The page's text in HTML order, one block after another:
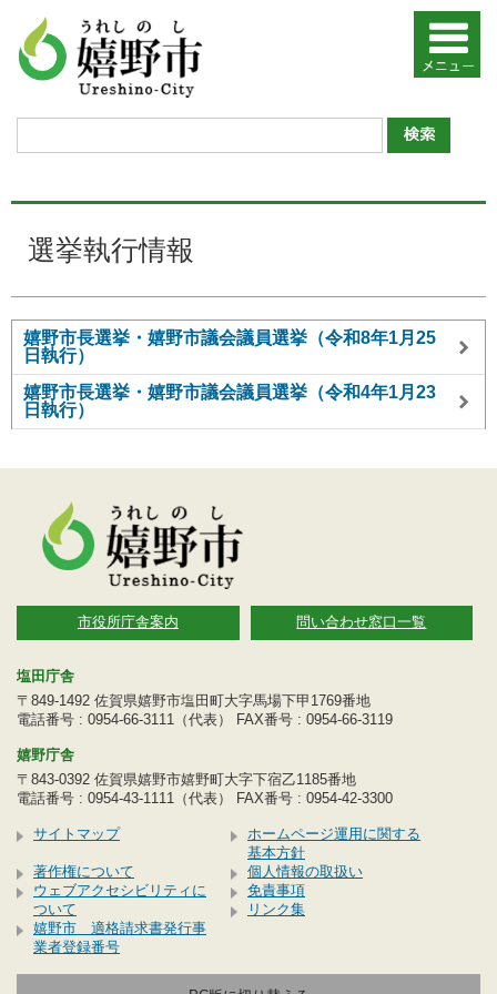
選挙執行情報
嬉野市長選挙・嬉野市議会議員選挙（令和8年1月25
日執行）
嬉野市長選挙・嬉野市議会議員選挙（令和4年1月23
日執行）
市役所庁舎案内 問い合わせ窓口一覧
塩田庁舎
〒849-1492 佐賀県嬉野市塩田町大字馬場下甲1769番地
電話番号 : 0954-66-3111（代表） FAX番号 : 0954-66-3119
嬉野庁舎
〒843-0392 佐賀県嬉野市嬉野町大字下宿乙1185番地
電話番号 : 0954-43-1111（代表） FAX番号 : 0954-42-3300
サイトマップ
ホームページ運用に関する
基本方針
著作権について
個人情報の取扱い
ウェブアクセシビリティに
ついて
免責事項
リンク集
嬉野市 適格請求書発行事
業者登録番号